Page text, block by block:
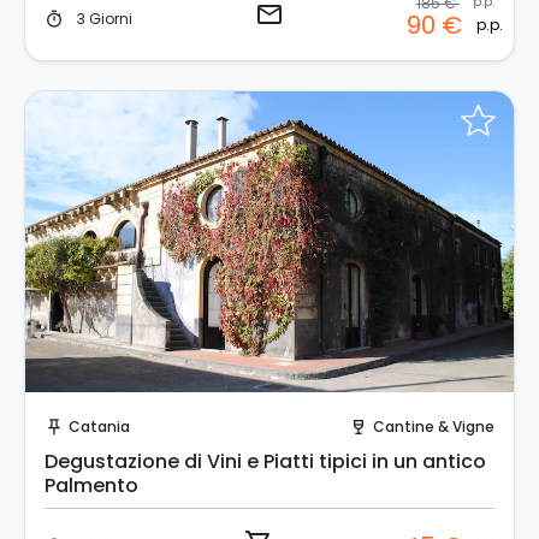
timer 3 Giorni email 90 € p.p.
push_pin Catania wine_bar Cantine & Vigne
Degustazione di Vini e Piatti tipici in un antico
Palmento